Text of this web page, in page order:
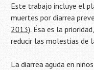
Este trabajo incluye el
muertes por diarrea
2013). Ésa es la
reducir las molestias de
La diarrea aguda en